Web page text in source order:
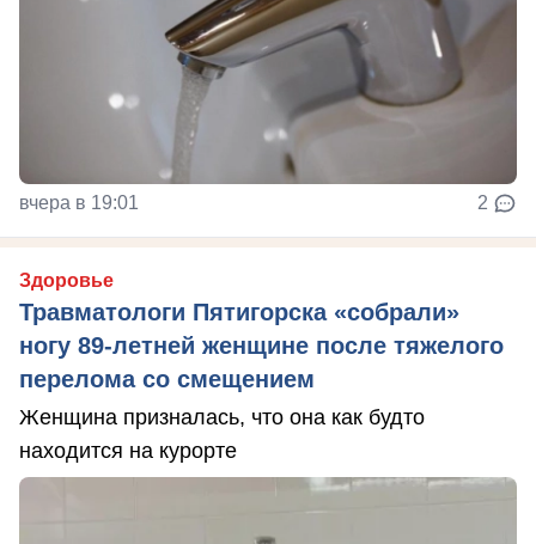
вчера в 19:01 2
Здоровье
Травматологи Пятигорска «собрали»
ногу 89-летней женщине после тяжелого
перелома со смещением
Женщина призналась, что она как будто
находится на курорте